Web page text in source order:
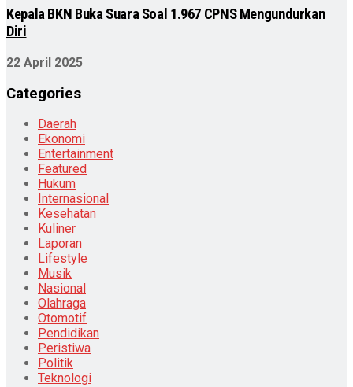
Kepala BKN Buka Suara Soal 1.967 CPNS Mengundurkan
Diri
22 April 2025
Categories
Daerah
Ekonomi
Entertainment
Featured
Hukum
Internasional
Kesehatan
Kuliner
Laporan
Lifestyle
Musik
Nasional
Olahraga
Otomotif
Pendidikan
Peristiwa
Politik
Teknologi